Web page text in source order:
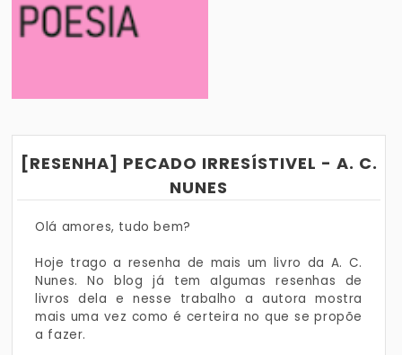
[RESENHA] PECADO IRRESÍSTIVEL - A. C.
NUNES
Olá amores, tudo bem?
Hoje trago a resenha de mais um livro da A. C.
Nunes. No blog já tem algumas resenhas de
livros dela e nesse trabalho a autora mostra
mais uma vez como é certeira no que se propõe
a fazer.